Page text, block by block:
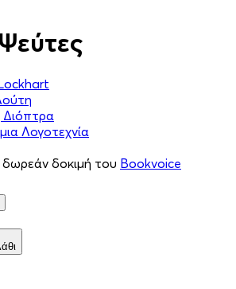
Διόπτρα
Λογοτεχνία
δοκιμή του Bookvoice